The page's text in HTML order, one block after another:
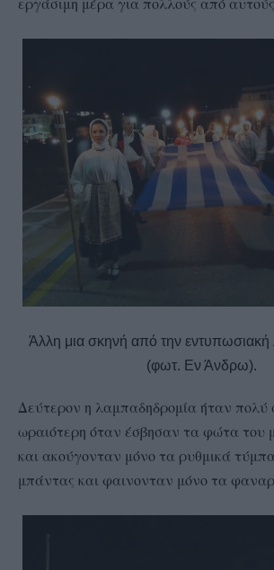
Άλλη μια σκηνή από την
(φωτ. Εν Άνδρω).
Δεύτερον η λαμπαδηδρομία ήταν πολύ
ωραιότερη όταν έσβησαν τα φώτα του
και ακούγονταν μόνο τα ρυθμικά
μπάντας και φαινονταν μόνο τα